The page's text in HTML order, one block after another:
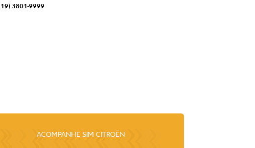
3801-9999
ACOMPANHE SIM CITROËN